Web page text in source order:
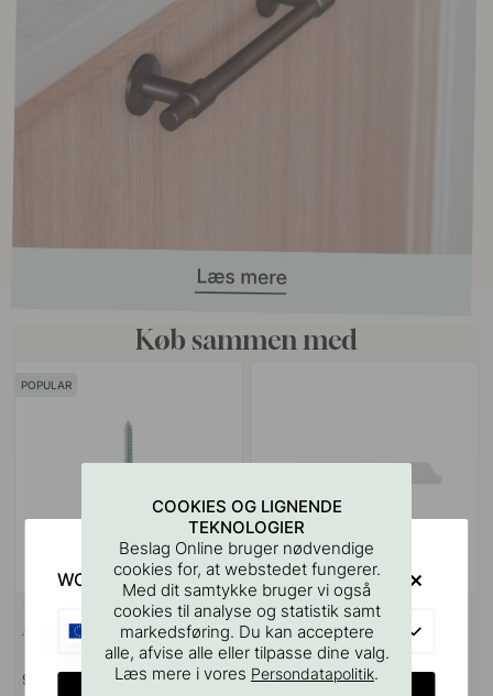
Køb sammen med
POPULAR
VÆGBESLAG
Ansatsskrue M4x50mm 1stk
9 kr
127
Boreskabelonen til Greb &
Knopper
55 kr
COOKIES OG LIGNENDE
TEKNOLOGIER
Beslag Online bruger nødvendige
cookies for, at webstedet fungerer.
Med dit samtykke bruger vi også
cookies til analyse og statistik samt
markedsføring. Du kan acceptere
alle, afvise alle eller tilpasse dine valg.
Læs mere i vores Persondatapolitik.
WOULD YOU RATHER VISIT?
EU